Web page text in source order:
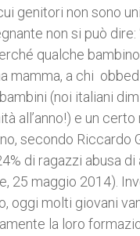
genitori non sono
non si può dire:
qualche
mamma, a chi
(noi italiani
all’anno!) e un
secondo Riccardo
di ragazzi abusa
25 maggio 2014).
oggi molti giovani
la loro